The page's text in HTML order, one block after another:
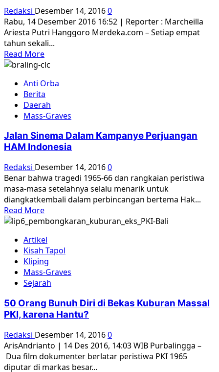
Keadilan..?
Redaksi Desember 14, 20160
Rabu, 14 Desember 2016 16:52 | Reporter : Marcheilla
Ariesta Putri Hanggoro Merdeka.com – Setiap empat
tahun sekali...
Read MoreRead
more
Indonesia
akan
laporkan
kemajuan
HAM
ke
HAM
PBB
Anti Orba
Berita
Daerah
Mass-Graves
Jalan Sinema Dalam Kampanye Perjuangan
HAM Indonesia
Redaksi Desember 14, 20160
Benar bahwa tragedi 1965-66 dan rangkaian peristiwa
masa-masa setelahnya selalu menarik untuk
diangkatkembali dalam perbincangan bertema Hak...
Read MoreRead
more
Jalan
Sinema
Dalam
Kampanye
Perjuangan
Indonesia
Artikel
Kisah Tapol
Kliping
Mass-Graves
Sejarah
50 Orang Bunuh Diri di Bekas Kuburan Massal
PKI, karena Hantu?
Redaksi Desember 14, 20160
ArisAndrianto | 14 Des 2016, 14:03 WIB Purbalingga –
Dua film dokumenter berlatar peristiwa PKI 1965
diputar di markas besar...